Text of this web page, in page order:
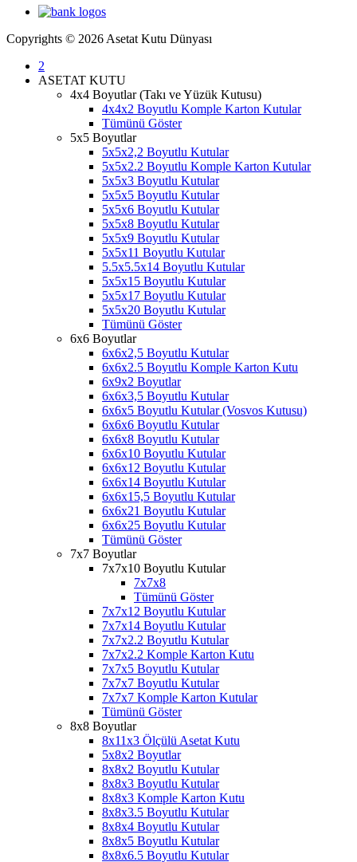
Copyrights © 2026 Asetat Kutu Dünyası
2
ASETAT KUTU
4x4 Boyutlar (Takı ve Yüzük Kutusu)
4x4x2 Boyutlu Komple Karton Kutular
Tümünü Göster
5x5 Boyutlar
5x5x2,2 Boyutlu Kutular
5x5x2.2 Boyutlu Komple Karton Kutular
5x5x3 Boyutlu Kutular
5x5x5 Boyutlu Kutular
5x5x6 Boyutlu Kutular
5x5x8 Boyutlu Kutular
5x5x9 Boyutlu Kutular
5x5x11 Boyutlu Kutular
5.5x5.5x14 Boyutlu Kutular
5x5x15 Boyutlu Kutular
5x5x17 Boyutlu Kutular
5x5x20 Boyutlu Kutular
Tümünü Göster
6x6 Boyutlar
6x6x2,5 Boyutlu Kutular
6x6x2.5 Boyutlu Komple Karton Kutu
6x9x2 Boyutlar
6x6x3,5 Boyutlu Kutular
6x6x5 Boyutlu Kutular (Vosvos Kutusu)
6x6x6 Boyutlu Kutular
6x6x8 Boyutlu Kutular
6x6x10 Boyutlu Kutular
6x6x12 Boyutlu Kutular
6x6x14 Boyutlu Kutular
6x6x15,5 Boyutlu Kutular
6x6x21 Boyutlu Kutular
6x6x25 Boyutlu Kutular
Tümünü Göster
7x7 Boyutlar
7x7x10 Boyutlu Kutular
7x7x8
Tümünü Göster
7x7x12 Boyutlu Kutular
7x7x14 Boyutlu Kutular
7x7x2.2 Boyutlu Kutular
7x7x2.2 Komple Karton Kutu
7x7x5 Boyutlu Kutular
7x7x7 Boyutlu Kutular
7x7x7 Komple Karton Kutular
Tümünü Göster
8x8 Boyutlar
8x11x3 Ölçülü Asetat Kutu
5x8x2 Boyutlar
8x8x2 Boyutlu Kutular
8x8x3 Boyutlu Kutular
8x8x3 Komple Karton Kutu
8x8x3.5 Boyutlu Kutular
8x8x4 Boyutlu Kutular
8x8x5 Boyutlu Kutular
8x8x6.5 Boyutlu Kutular